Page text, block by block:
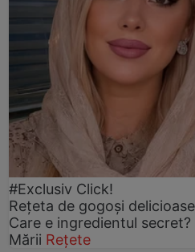
#Exclusiv Click!
Rețeta de gogoşi
Care e ingredientul
Mării Rețete